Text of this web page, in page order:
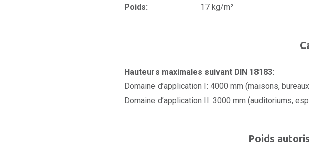
Poids: 17 kg/m²
Hauteurs maximales suivant DIN 18183:
Domaine d’application I: 4000 mm (maisons,
Domaine d’application II: 3000 mm (auditoriums,
Poids